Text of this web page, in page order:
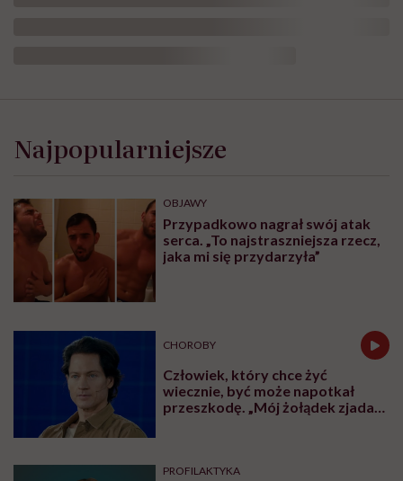
Najpopularniejsze
OBJAWY
Przypadkowo nagrał swój atak
serca. „To najstraszniejsza rzecz,
jaka mi się przydarzyła”
CHOROBY
Człowiek, który chce żyć
wiecznie, być może napotkał
przeszkodę. „Mój żołądek zjada
PROFILAKTYKA